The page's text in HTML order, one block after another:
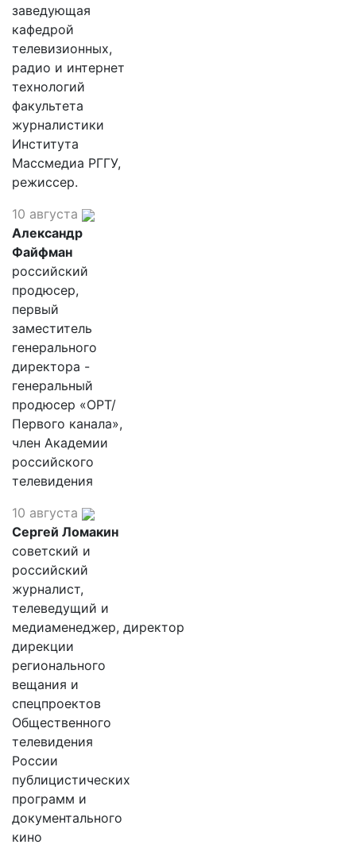
заведующая
кафедрой
телевизионных,
радио и интернет
технологий
факультета
журналистики
Института
Массмедиа РГГУ,
режиссер.
10 августа
Александр
Файфман
российский
продюсер,
первый
заместитель
генерального
директора -
генеральный
продюсер «ОРТ/
Первого канала»,
член Академии
российского
телевидения
10 августа
Сергей Ломакин
советский и
российский
журналист,
телеведущий и
медиаменеджер, директор
дирекции
регионального
вещания и
спецпроектов
Общественного
телевидения
России
публицистических
программ и
документального
кино